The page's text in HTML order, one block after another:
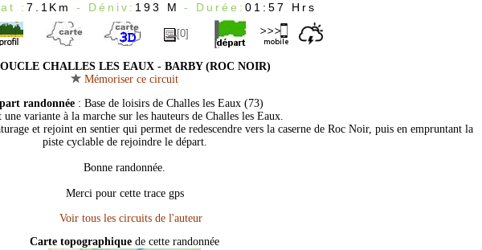
: 7.1Km - Déniv: 193 M- Durée:01:57 Hrs
[0]
CHALLES LES EAUX - BARBY (ROC NOIR)
Mémoriser ce circuit
randonnée : Base de loisirs de Challes les Eaux (73)
une variante à la marche sur les hauteurs de Challes les Eaux.
et rejoint en sentier qui permet de redescendre vers la caserne de Roc Noir, puis en empruntant la
piste cyclable de rejoindre le départ.
Bonne randonnée.
Merci pour cette trace gps
Carte topographique de cette randonnée